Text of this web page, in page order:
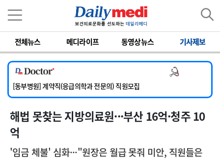
전체뉴스 메디라이프 동영상뉴스 기사제보
[서울아산병원] 2026년 하반기 인턴 모집
[영남대학교의료원] 마취통증의학과 임기제 임상의사 채용
[충남대학교병원] 소아청소년과(소아응급전담) 계약직 의사 공개채용
[동부병원] 계약직(응급의학과 전문의) 직원모집
[이대목동병원] 하반기 전공의(레지던트1년차) 모집
[서울아산병원] 2026년 하반기 인턴 모집
[영남대학교의료원] 마취통증의학과 임기제 임상의사 채용
해법 못찾는 지방의료원···부산 16억·청주 10
억
'임금 체불' 심화···"원장은 월급 못줘 미안, 직원들은